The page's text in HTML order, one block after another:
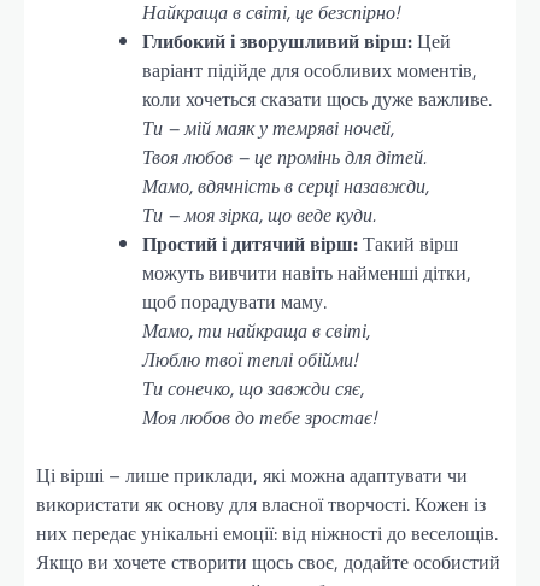
Найкраща в світі, це безспірно!
Глибокий і зворушливий вірш:Цей
варіант підійде для особливих моментів,
коли хочеться сказати щось дуже важливе.
Ти – мій маяк у темряві ночей,
Твоя любов – це промінь для дітей.
Мамо, вдячність в серці назавжди,
Ти – моя зірка, що веде куди.
Простий і дитячий вірш:Такий вірш
можуть вивчити навіть найменші дітки,
щоб порадувати маму.
Мамо, ти найкраща в світі,
Люблю твої теплі обійми!
Ти сонечко, що завжди сяє,
Моя любов до тебе зростає!
Ці вірші – лише приклади, які можна адаптувати чи
використати як основу для власної творчості. Кожен із
них передає унікальні емоції: від ніжності до веселощів.
Якщо ви хочете створити щось своє, додайте особистий